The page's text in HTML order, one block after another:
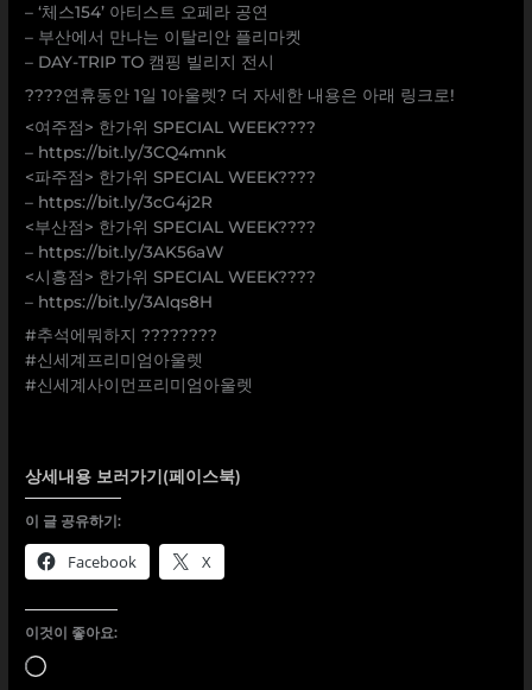
– ‘체스154’ 아티스트 오페라 공연
– 부산에서 만나는 이탈리안 플리마켓
– DAY-TRIP TO 캠핑 빌리지 전시
????연휴동안 1일 1아울렛? 더 자세한 내용은 아래 링크로!
<여주점> 한가위 SPECIAL WEEK????
– https://bit.ly/3CQ4mnk
<파주점> 한가위 SPECIAL WEEK????
– https://bit.ly/3cG4j2R
<부산점> 한가위 SPECIAL WEEK????
– https://bit.ly/3AK56aW
<시흥점> 한가위 SPECIAL WEEK????
– https://bit.ly/3AIqs8H
#추석에뭐하지 ????????
#신세계프리미엄아울렛
#신세계사이먼프리미엄아울렛
상세내용 보러가기(페이스북)
이 글 공유하기:
Facebook X
이것이 좋아요:
로